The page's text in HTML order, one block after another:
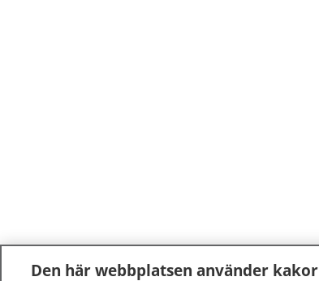
Den här webbplatsen använder kakor